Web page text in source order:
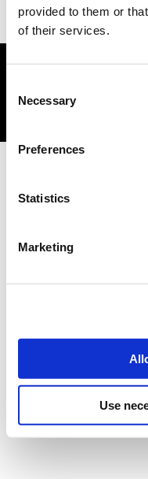
provided to them or
of their services.
Selection
Necessary
Preferences
Statistics
Marketing
Use